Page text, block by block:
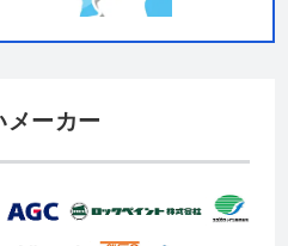
メーカー